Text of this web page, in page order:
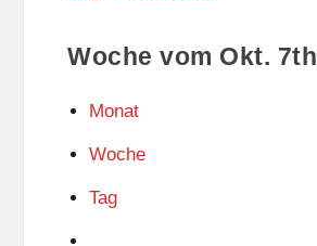
Woche vom Okt. 7th
Monat
Woche
Tag